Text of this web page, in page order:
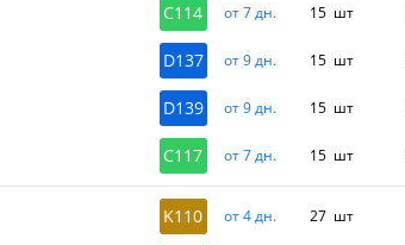
C114 от 7 дн. 15 шт
D137 от 9 дн. 15 шт
D139 от 9 дн. 15 шт
C117 от 7 дн. 15 шт
K110 от 4 дн. 27 шт